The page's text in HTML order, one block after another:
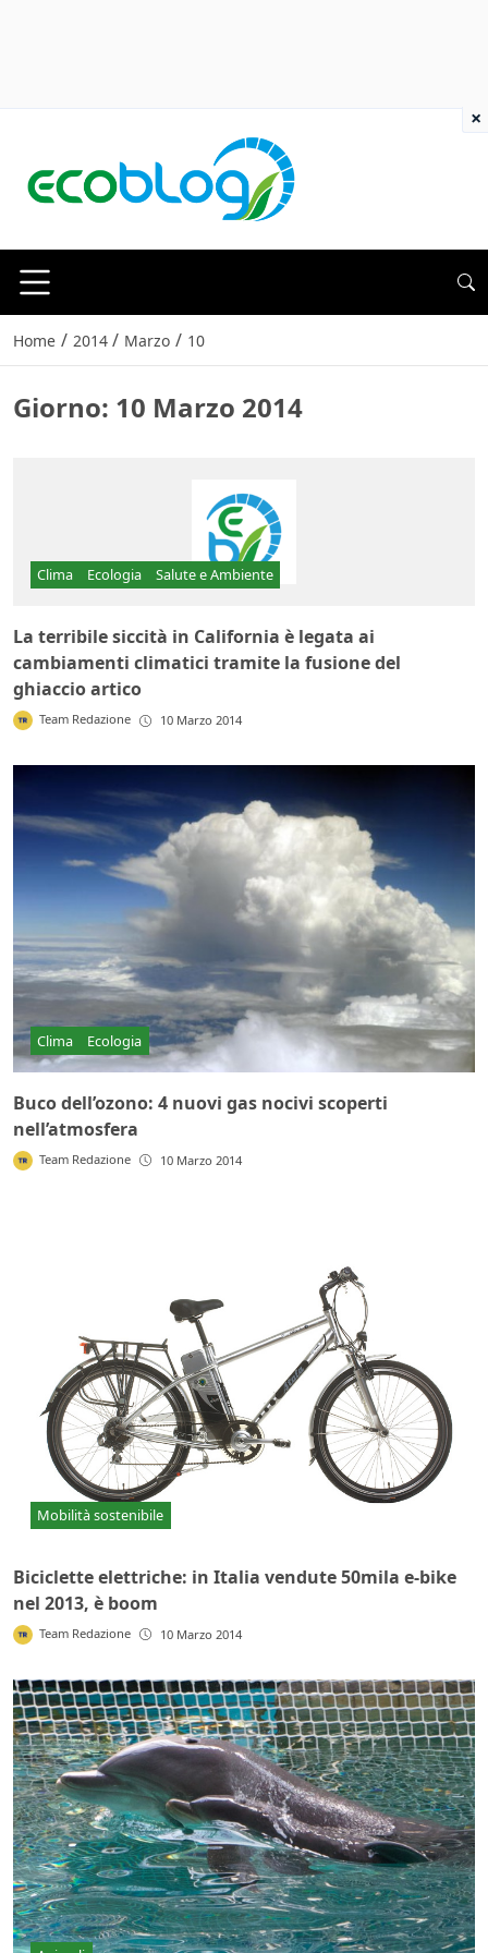
Home / 2014 / Marzo / 10
Giorno: 10 Marzo 2014
Clima Ecologia Salute e Ambiente
La terribile siccità in California è legata ai
cambiamenti climatici tramite la fusione del
ghiaccio artico
Team Redazione 10 Marzo 2014
Clima Ecologia
Buco dell’ozono: 4 nuovi gas nocivi scoperti
nell’atmosfera
Team Redazione 10 Marzo 2014
Mobilità sostenibile
Biciclette elettriche: in Italia vendute 50mila e-bike
nel 2013, è boom
Team Redazione 10 Marzo 2014
×